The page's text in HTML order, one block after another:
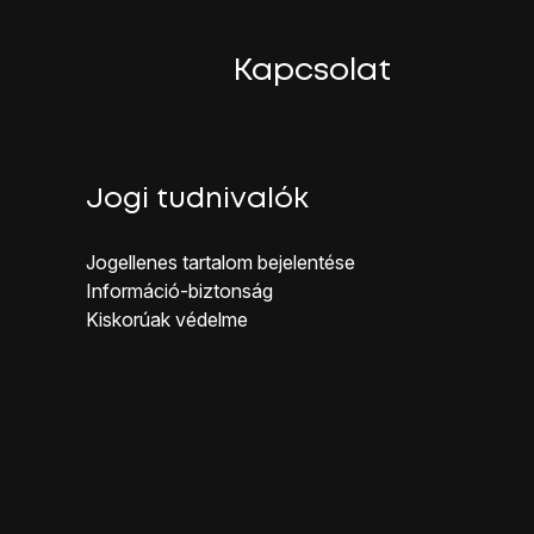
Kapcsolat
Jogi tudnivalók
Jogellenes ta rtalom bejelentése
Inf ormáció-biztonság
Kiskorúak véd elme